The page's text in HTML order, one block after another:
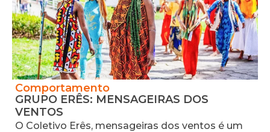
Comportamento
GRUPO ERÊS: MENSAGEIRAS DOS
VENTOS
O Coletivo Erês, mensageiras dos ventos é um